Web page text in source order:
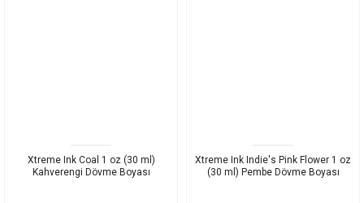
Xtreme Ink Coal 1 oz (30 ml)
Kahverengi Dövme Boyası
Xtreme Ink Indie's Pink Flower 1 oz
(30 ml) Pembe Dövme Boyası